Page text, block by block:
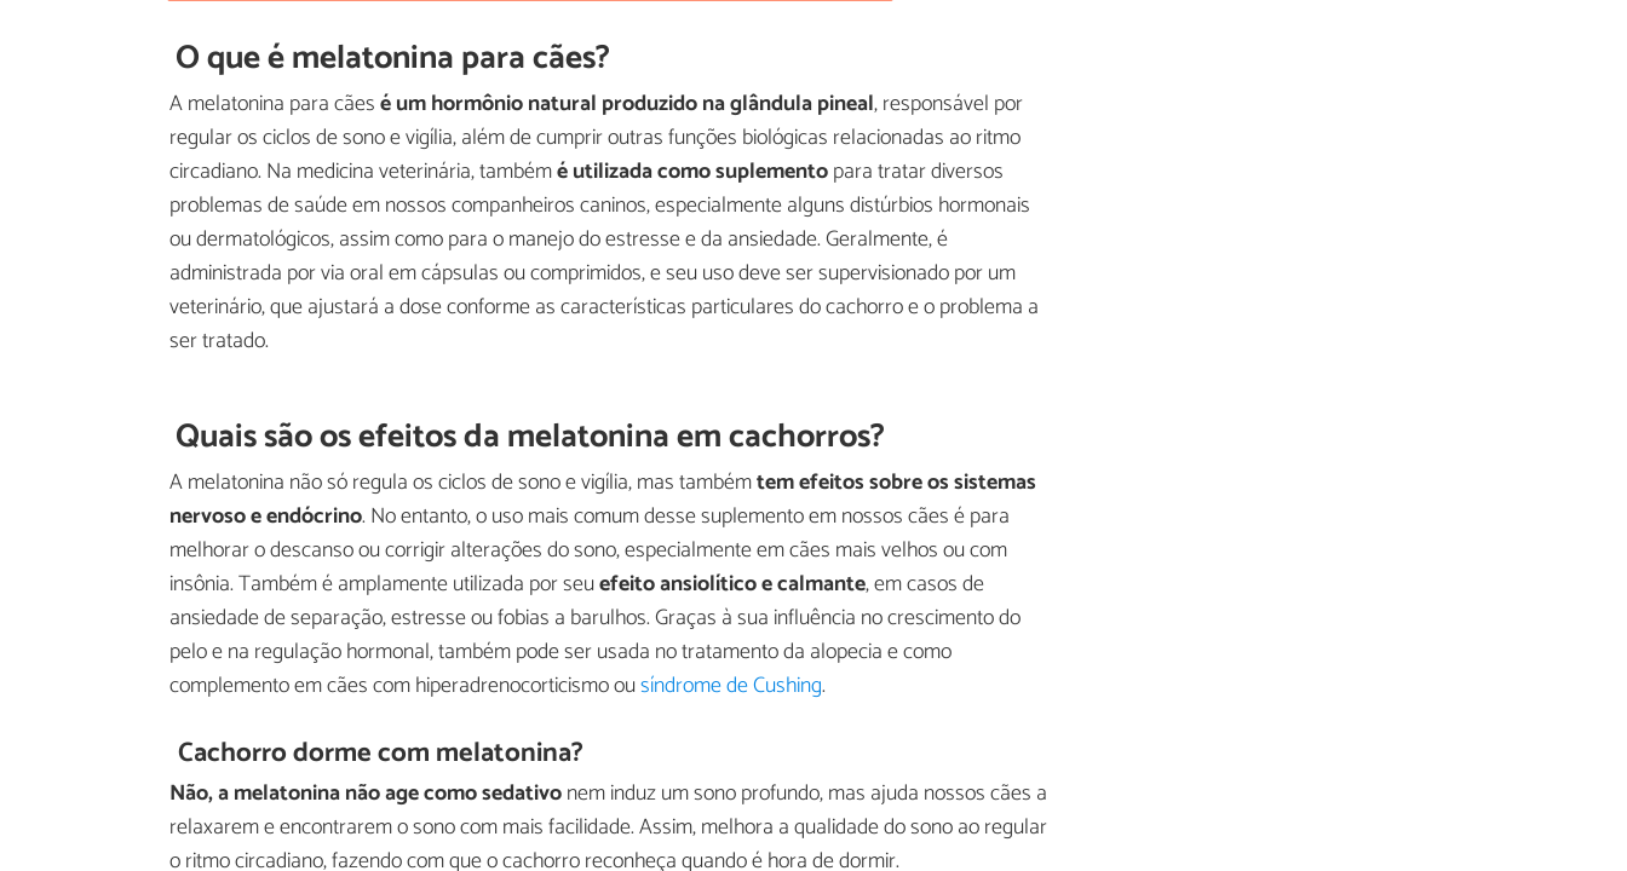
O que é melatonina para cães?
A melatonina para cãesé um hormônio natural produzido na glândula pineal, responsável por
regular os ciclos de sono e vigília, além de cumprir outras funções biológicas relacionadas ao ritmo
circadiano. Na medicina veterinária, tambémé utilizada como suplementopara tratar diversos
problemas de saúde em nossos companheiros caninos, especialmente alguns distúrbios hormonais
ou dermatológicos, assim como para o manejo do estresse e da ansiedade. Geralmente, é
administrada por via oral em cápsulas ou comprimidos, e seu uso deve ser supervisionado por um
veterinário, que ajustará a dose conforme as características particulares do cachorro e o problema a
ser tratado.
Quais são os efeitos da melatonina em cachorros?
A melatonina não só regula os ciclos de sono e vigília, mas tambémtem efeitos sobre os sistemas
nervoso e endócrino. No entanto, o uso mais comum desse suplemento em nossos cães é para
melhorar o descanso ou corrigir alterações do sono, especialmente em cães mais velhos ou com
insônia. Também é amplamente utilizada por seuefeito ansiolítico e calmante, em casos de
ansiedade de separação, estresse ou fobias a barulhos. Graças à sua influência no crescimento do
pelo e na regulação hormonal, também pode ser usada no tratamento da alopecia e como
complemento em cães com hiperadrenocorticismo ousíndrome de Cushing.
Cachorro dorme com melatonina?
Não, a melatonina não age como sedativonem induz um sono profundo, mas ajuda nossos cães a
relaxarem e encontrarem o sono com mais facilidade. Assim, melhora a qualidade do sono ao regular
o ritmo circadiano, fazendo com que o cachorro reconheça quando é hora de dormir.